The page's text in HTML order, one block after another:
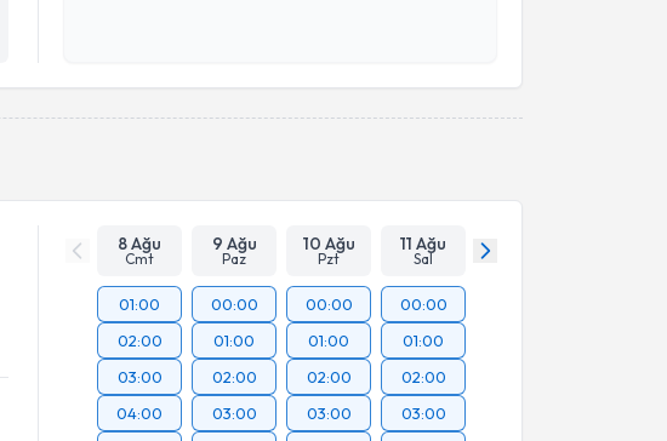
8 Ağu
Cmt
9 Ağu
Paz
10 Ağu
Pzt
11 Ağu
Sal
01:00
02:00
03:00
04:00
00:00
01:00
02:00
03:00
00:00
01:00
02:00
03:00
00:00
01:00
02:00
03:00